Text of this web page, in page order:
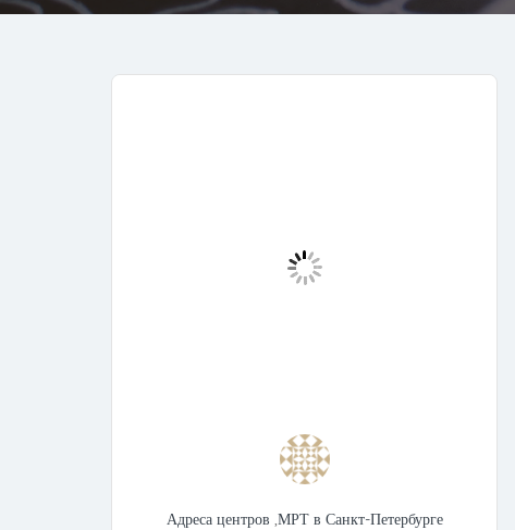
Адреса центров ,МРТ в Санкт-Петербурге